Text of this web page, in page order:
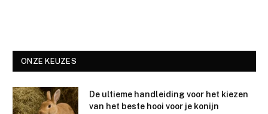
ONZE KEUZES
De ultieme handleiding voor het kiezen
van het beste hooi voor je konijn